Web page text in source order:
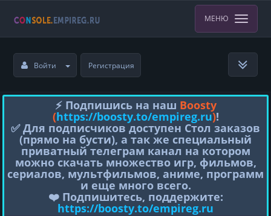
МЕНЮ
Войти Регистрация
⚡️ Подпишись на наш Boosty
(https://boosty.to/empireg.ru)!
✅ Для подписчиков доступен Стол заказов
(прямо на бусти), а так же специальный
приватный телеграм канал на котором
можно скачать множество игр, фильмов,
сериалов, мультфильмов, аниме, программ
и еще много всего.
❤️ Подпишитесь, поддержите:
https://boosty.to/empireg.ru